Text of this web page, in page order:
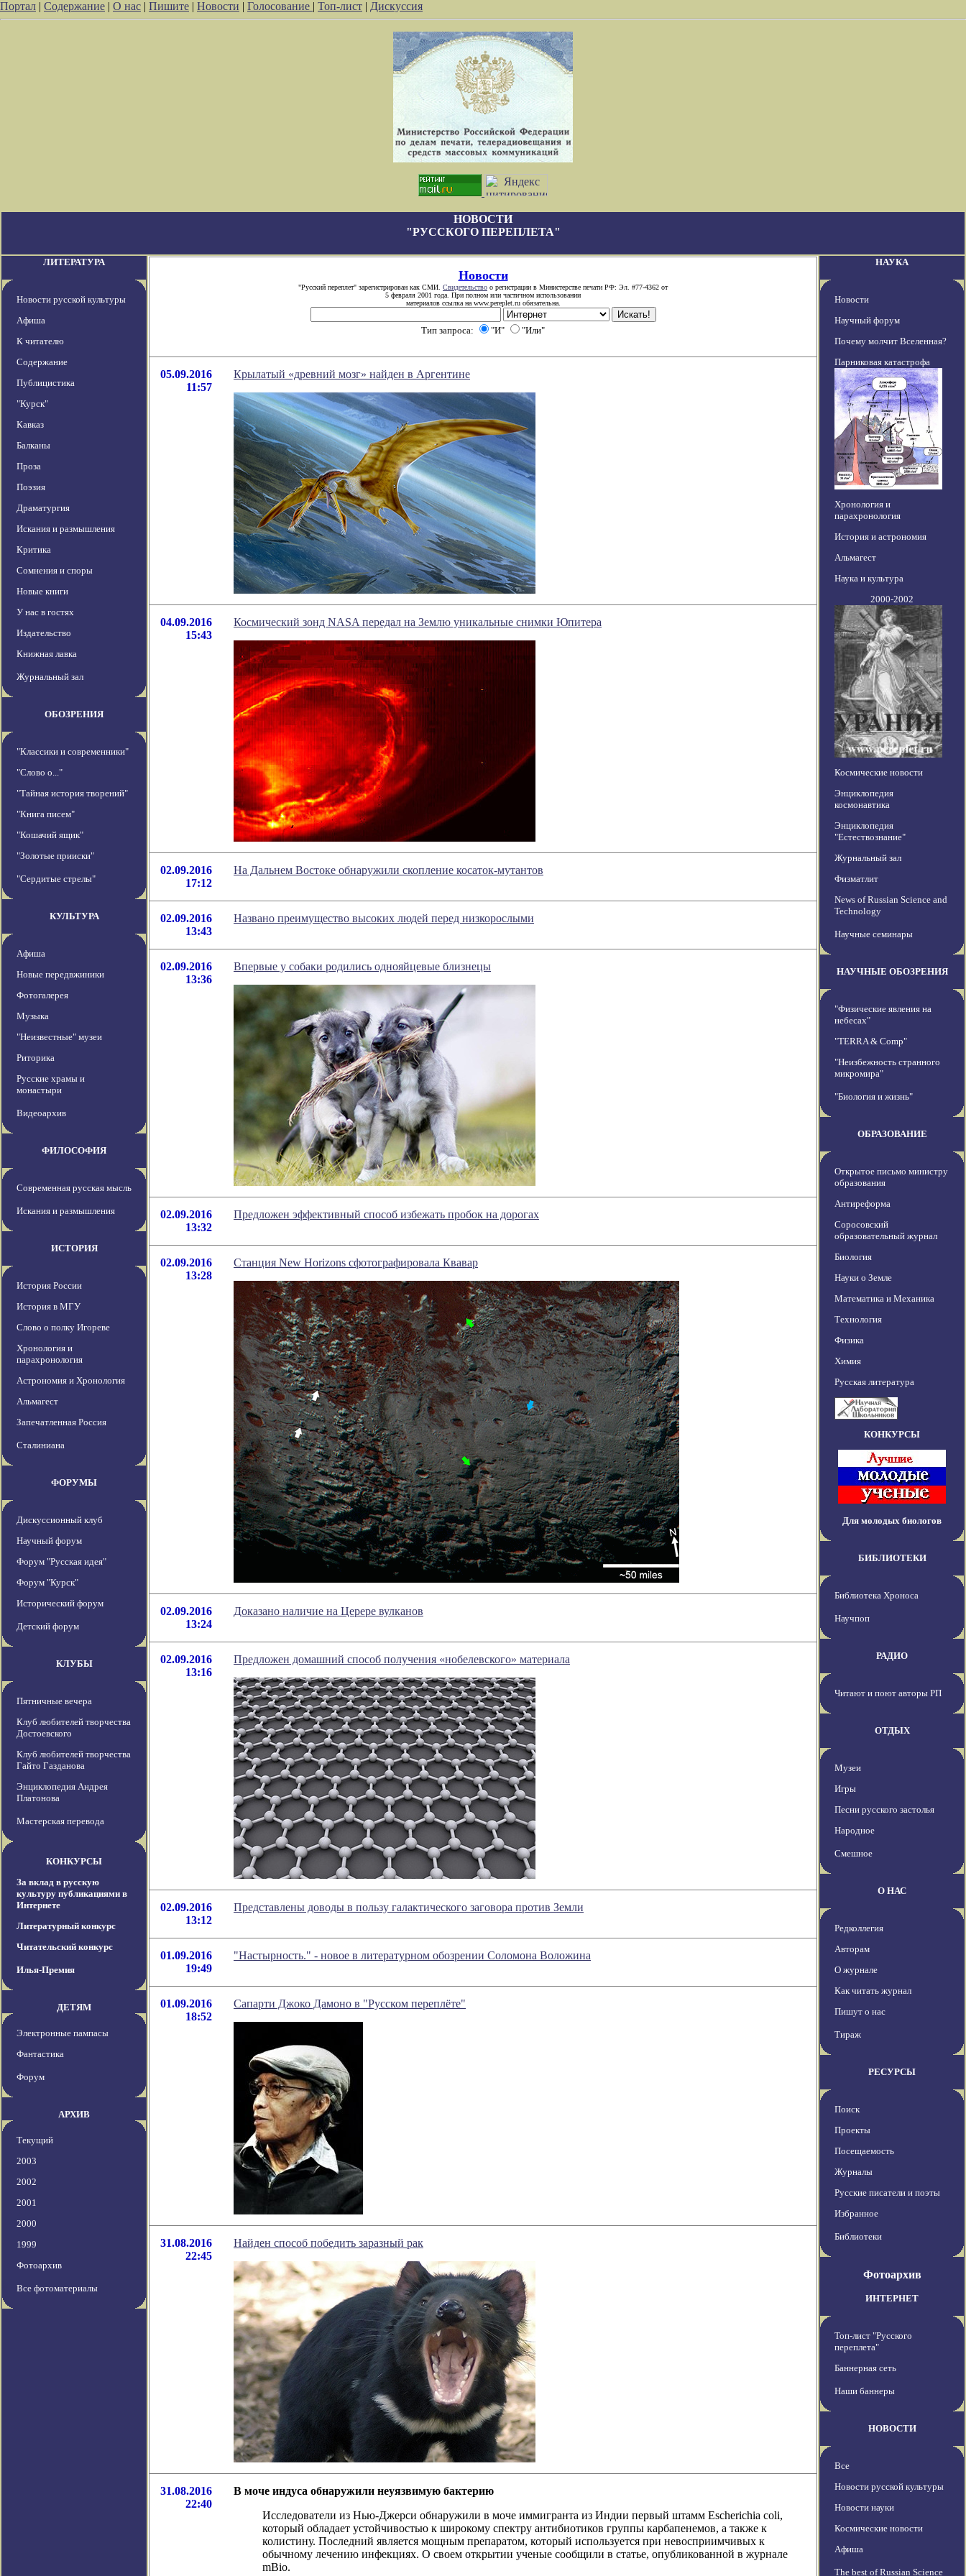
Портал | Содержание | О нас | Пишите | Новости | Голосование | Топ-лист | Дискуссия
НОВОСТИ
"РУССКОГО ПЕРЕПЛЕТА"
ЛИТЕРАТУРА
Новости русской культуры
Афиша
К читателю
Содержание
Публицистика
"Курск"
Кавказ
Балканы
Проза
Поэзия
Драматургия
Искания и размышления
Критика
Сомнения и споры
Новые книги
У нас в гостях
Издательство
Книжная лавка
Журнальный зал
ОБОЗРЕНИЯ
"Классики и современники"
"Слово о..."
"Тайная история творений"
"Книга писем"
"Кошачий ящик"
"Золотые прииски"
"Сердитые стрелы"
КУЛЬТУРА
Афиша
Новые передвжиники
Фотогалерея
Музыка
"Неизвестные" музеи
Риторика
Русские храмы и
монастыри
Видеоархив
ФИЛОСОФИЯ
Современная русская мысль
Искания и размышления
ИСТОРИЯ
История России
История в МГУ
Слово о полку Игореве
Хронология и
парахронология
Астрономия и Хронология
Альмагест
Запечатленная Россия
Сталиниана
ФОРУМЫ
Дискуссионный клуб
Научный форум
Форум "Русская идея"
Форум "Курск"
Исторический форум
Детский форум
КЛУБЫ
Пятничные вечера
Клуб любителей творчества
Достоевского
Клуб любителей творчества
Гайто Газданова
Энциклопедия Андрея
Платонова
Мастерская перевода
КОНКУРСЫ
За вклад в русскую
культуру публикациями в
Интернете
Литературный конкурс
Читательский конкурс
Илья-Премия
ДЕТЯМ
Электронные пампасы
Фантастика
Форум
АРХИВ
Текущий
2003
2002
2001
2000
1999
Фотоархив
Все фотоматериалы
Новости
"Русский переплет" зарегистрирован как СМИ. Свидетельство о регистрации в Министерстве печати РФ: Эл. #77-4362 от
5 февраля 2001 года. При полном или частичном использовании
материалов ссылка на www.pereplet.ru обязательна.
Тип запроса: "И" "Или"
05.09.2016
11:57
Крылатый «древний мозг» найден в Аргентине
04.09.2016
15:43
Космический зонд NASA передал на Землю уникальные снимки Юпитера
02.09.2016
17:12
На Дальнем Востоке обнаружили скопление косаток-мутантов
02.09.2016
13:43
Названо преимущество высоких людей перед низкорослыми
02.09.2016
13:36
Впервые у собаки родились однояйцевые близнецы
02.09.2016
13:32
Предложен эффективный способ избежать пробок на дорогах
02.09.2016
13:28
Станция New Horizons сфотографировала Квавар
02.09.2016
13:24
Доказано наличие на Церере вулканов
02.09.2016
13:16
Предложен домашний способ получения «нобелевского» материала
02.09.2016
13:12
Представлены доводы в пользу галактического заговора против Земли
01.09.2016
19:49
"Настырность." - новое в литературном обозрении Соломона Воложина
01.09.2016
18:52
Сапарти Джоко Дамоно в "Русском переплёте"
31.08.2016
22:45
Найден способ победить заразный рак
31.08.2016
22:40
В моче индуса обнаружили неуязвимую бактерию
Исследователи из Нью-Джерси обнаружили в моче иммигранта из Индии первый штамм Escherichia coli,
который обладает устойчивостью к широкому спектру антибиотиков группы карбапенемов, а также к
колистину. Последний является мощным препаратом, который используется при невосприимчивых к
обычному лечению инфекциях. О своем открытии ученые сообщили в статье, опубликованной в журнале
mBio.
НАУКА
Новости
Научный форум
Почему молчит Вселенная?
Парниковая катастрофа
Хронология и
парахронология
История и астрономия
Альмагест
Наука и культура
2000-2002
Космические новости
Энциклопедия
космонавтика
Энциклопедия
"Естествознание"
Журнальный зал
Физматлит
News of Russian Science and
Technology
Научные семинары
НАУЧНЫЕ ОБОЗРЕНИЯ
"Физические явления на
небесах"
"TERRA & Comp"
"Неизбежность странного
микромира"
"Биология и жизнь"
ОБРАЗОВАНИЕ
Открытое письмо министру
образования
Антиреформа
Соросовский
образовательный журнал
Биология
Науки о Земле
Математика и Механика
Технология
Физика
Химия
Русская литература
КОНКУРСЫ
Для молодых биологов
БИБЛИОТЕКИ
Библиотека Хроноса
Научпоп
РАДИО
Читают и поют авторы РП
ОТДЫХ
Музеи
Игры
Песни русского застолья
Народное
Смешное
О НАС
Редколлегия
Авторам
О журнале
Как читать журнал
Пишут о нас
Тираж
РЕСУРСЫ
Поиск
Проекты
Посещаемость
Журналы
Русские писатели и поэты
Избранное
Библиотеки
Фотоархив
ИНТЕРНЕТ
Топ-лист "Русского
переплета"
Баннерная сеть
Наши баннеры
НОВОСТИ
Все
Новости русской культуры
Новости науки
Космические новости
Афиша
The best of Russian Science